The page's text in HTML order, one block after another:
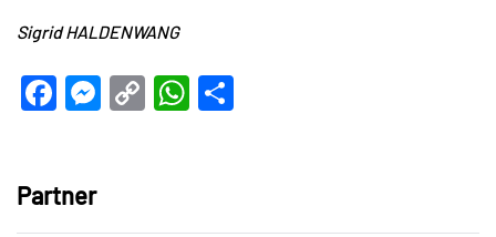
Sigrid HALDENWANG
Facebook
Messenger
CopyWhatsApp
Partner